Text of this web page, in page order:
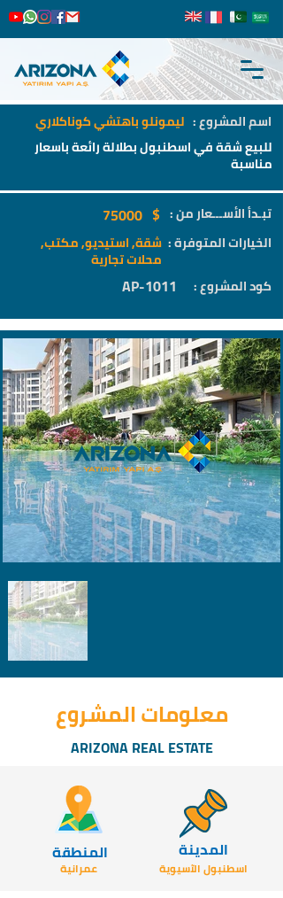
اسم المشروع :
للبيع شقة في اسطنبول بطلالة رائعة باسعار
مناسبة
ليمونلو باهتشي كوناكلاري
تبـدأ الأســـعار من : 75000
الخيارات المتوفرة : شقة, استيديو, مكتب,
محلات تجارية
كود المشروع :
AP-1011
$
المنطقة
عمرانية
المدينة
اسطنبول الآسيوية
معلومات المشروع
ARIZONA REAL ESTATE